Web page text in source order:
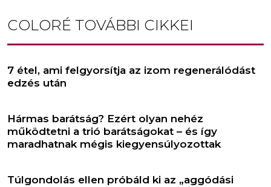
COLORÉ TOVÁBBI CIKKEI
7 étel, ami felgyorsítja az izom regenerálódást
edzés után
Hármas barátság? Ezért olyan nehéz
működtetni a trió barátságokat – és így
maradhatnak mégis kiegyensúlyozottak
Túlgondolás ellen próbáld ki az „aggódási